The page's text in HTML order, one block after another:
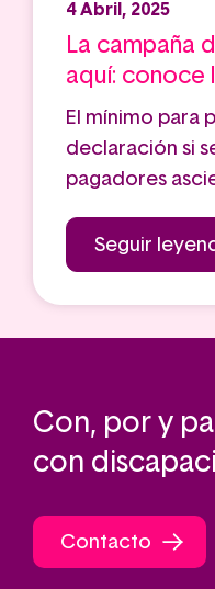
4 Abril, 2025
La campaña
aquí: conoce
El mínimo para
declaración si
pagadores
Seguir
Con, por y
con
Contacto